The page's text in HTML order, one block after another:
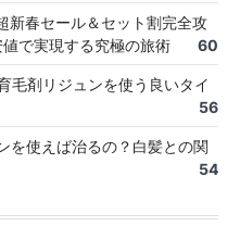
新春セール＆セット割完全攻
で実現する究極の旅術
60
毛剤リジュンを使う良いタイ
56
を使えば治るの？白髪との関
54